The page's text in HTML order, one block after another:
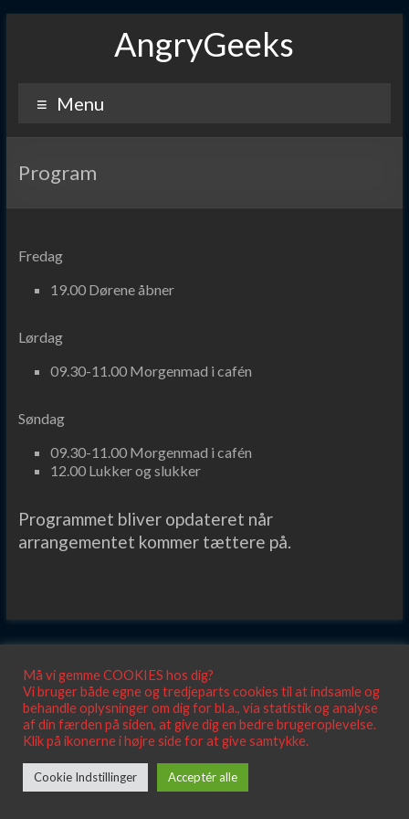
AngryGeeks
Menu
Program
Fredag
19.00 Dørene åbner
Lørdag
09.30-11.00 Morgenmad i cafén
Søndag
09.30-11.00 Morgenmad i cafén
12.00 Lukker og slukker
Programmet bliver opdateret når
arrangementet kommer tættere på.
Må vi gemme COOKIES hos dig?
Vi bruger både egne og tredjeparts cookies til at indsamle og
behandle oplysninger om dig for bl.a., via statistik og analyse
af din færden på siden, at give dig en bedre brugeroplevelse.
Klik på ikonerne i højre side for at give samtykke.
Cookie Indstillinger Acceptér alle